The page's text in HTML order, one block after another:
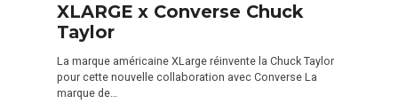
XLARGE x Converse Chuck
Taylor
La marque américaine XLarge réinvente la Chuck Taylor
pour cette nouvelle collaboration avec Converse La
marque de…